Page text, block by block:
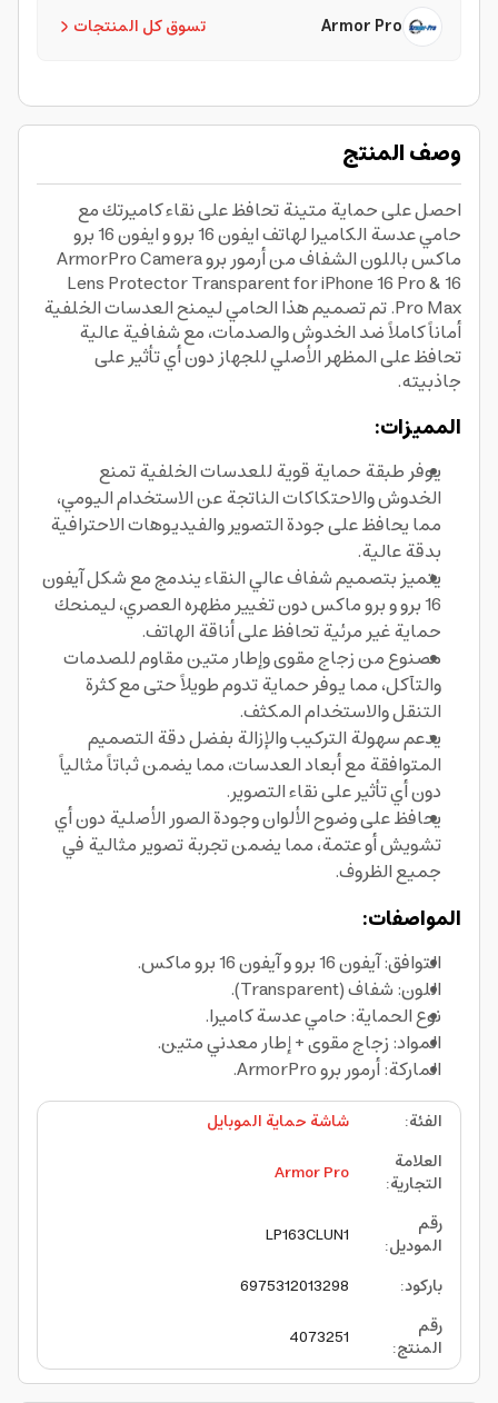
تسوق كل المنتجات Armor Pro
وصف المنتج
احصل على حماية متينة تحافظ على نقاء كاميرتك مع
حامي عدسة الكاميرا لهاتف ايفون 16 برو و ايفون 16 برو
ماكس باللون الشفاف من أرمور برو ArmorPro Camera
Lens Protector Transparent for iPhone 16 Pro & 16
Pro Max. تم تصميم هذا الحامي ليمنح العدسات الخلفية
أماناً كاملاً ضد الخدوش والصدمات، مع شفافية عالية
تحافظ على المظهر الأصلي للجهاز دون أي تأثير على
جاذبيته.
المميزات:
يوفر طبقة حماية قوية للعدسات الخلفية تمنع
الخدوش والاحتكاكات الناتجة عن الاستخدام اليومي،
مما يحافظ على جودة التصوير والفيديوهات الاحترافية
بدقة عالية.
يتميز بتصميم شفاف عالي النقاء يندمج مع شكل آيفون
16 برو و برو ماكس دون تغيير مظهره العصري، ليمنحك
حماية غير مرئية تحافظ على أناقة الهاتف.
مصنوع من زجاج مقوى وإطار متين مقاوم للصدمات
والتآكل، مما يوفر حماية تدوم طويلاً حتى مع كثرة
التنقل والاستخدام المكثف.
يدعم سهولة التركيب والإزالة بفضل دقة التصميم
المتوافقة مع أبعاد العدسات، مما يضمن ثباتاً مثالياً
دون أي تأثير على نقاء التصوير.
يحافظ على وضوح الألوان وجودة الصور الأصلية دون أي
تشويش أو عتمة، مما يضمن تجربة تصوير مثالية في
جميع الظروف.
المواصفات:
التوافق: آيفون 16 برو و آيفون 16 برو ماكس.
اللون: شفاف (Transparent).
نوع الحماية: حامي عدسة كاميرا.
المواد: زجاج مقوى + إطار معدني متين.
الماركة: أرمور برو ArmorPro.
الفئة:
شاشة حماية الموبايل
العلامة
التجارية:
Armor Pro
رقم
الموديل:
LP163CLUN1
باركود:
6975312013298
رقم
المنتج:
4073251